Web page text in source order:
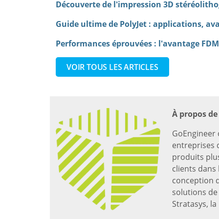
Découverte de l'impression 3D
Guide ultime de PolyJet : applications,
Performances éprouvées : l'avantage
VOIR TOUS LES ARTICLES
À propos
entreprises
produits
clients dans
conception
solutions de
Stratasys,